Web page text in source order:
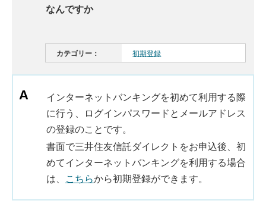
なんですか
カテゴリー： 初期登録
インターネットバンキングを初めて利用する際
に行う、ログインパスワードとメールアドレス
の登録のことです。
書面で三井住友信託ダイレクトをお申込後、初
めてインターネットバンキングを利用する場合
は、 こちらから初期登録ができます。